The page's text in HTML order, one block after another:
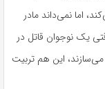
اما نمی‌داند مادر
یک نوجوان قاتل در
می‌سازند، این هم تربیت